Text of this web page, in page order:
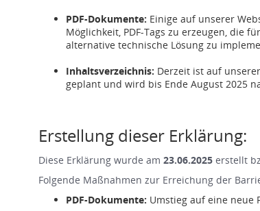
PDF-Dokumente: Einige auf unserer
Möglichkeit, PDF-Tags zu erzeugen,
alternative technische Lösung zu
Inhaltsverzeichnis: Derzeit ist auf
geplant und wird bis Ende August 2025
Erstellung dieser Erklärung:
Diese Erklärung wurde am 23.06.2025 erstellt
Folgende Maßnahmen zur Erreichung der
PDF-Dokumente: Umstieg auf eine neue